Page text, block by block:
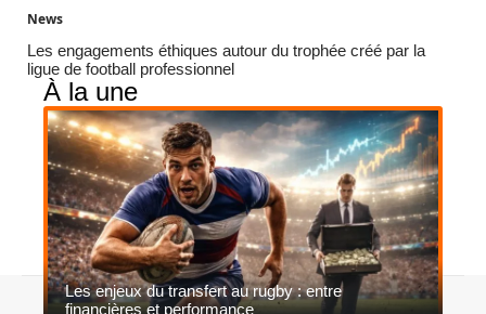
News
Les engagements éthiques autour du trophée créé par la
ligue de football professionnel
À la une
Les enjeux du transfert au rugby : entre
financières et performance
Contact Mentions légales Sitemap